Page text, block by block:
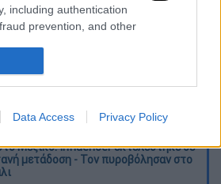
including authentication
prevention, and other
Data Access Privacy Policy
της Ψάθας: Έσωσαν από τη
φωτιά τη γειτονιά που κάποτε τους
- «Πέρασε όλη η ζωή μπροστά μου»
για κινδύνους
Μεξικό: Influencer εκτελέστηκε σε
μετάδοση - Τον πυροβόλησαν στο